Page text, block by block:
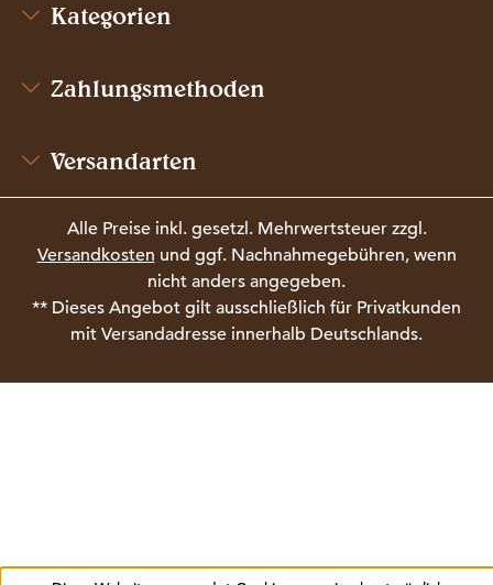
Kategorien
Zahlungsmethoden
Versandarten
Alle Preise inkl. gesetzl. Mehrwertsteuer zzgl.
Versandkosten und ggf. Nachnahmegebühren, wenn
nicht anders angegeben.
** Dieses Angebot gilt ausschließlich für Privatkunden
mit Versandadresse innerhalb Deutschlands.